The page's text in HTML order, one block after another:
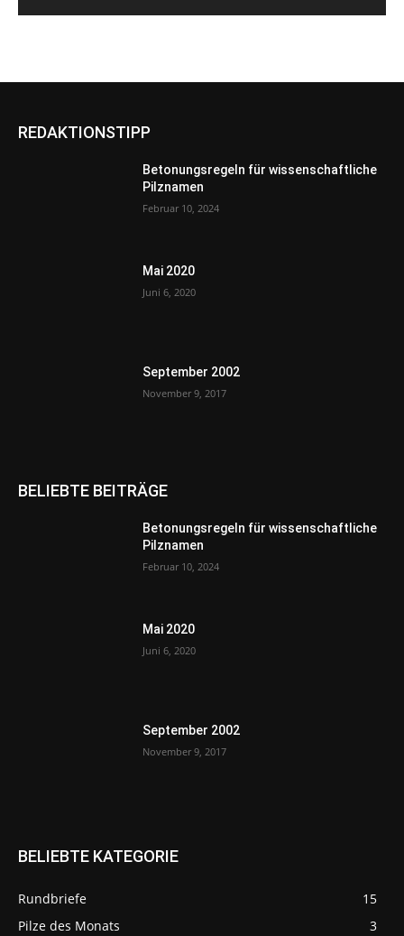
REDAKTIONSTIPP
Betonungsregeln für wissenschaftliche
Pilznamen
Februar 10, 2024
Mai 2020
Juni 6, 2020
September 2002
November 9, 2017
BELIEBTE BEITRÄGE
Betonungsregeln für wissenschaftliche
Pilznamen
Februar 10, 2024
Mai 2020
Juni 6, 2020
September 2002
November 9, 2017
BELIEBTE KATEGORIE
Rundbriefe
15
Pilze des Monats
3